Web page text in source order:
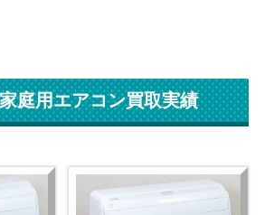
庭用エアコン買取実績